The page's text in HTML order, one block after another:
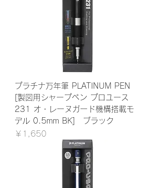
プラチナ万年筆 PLATINUM PEN
[製図用シャープペン プロユース
231 オ・レーヌガード機構搭載モ
デル 0.5mm BK] ブラック
価格
￥1,650